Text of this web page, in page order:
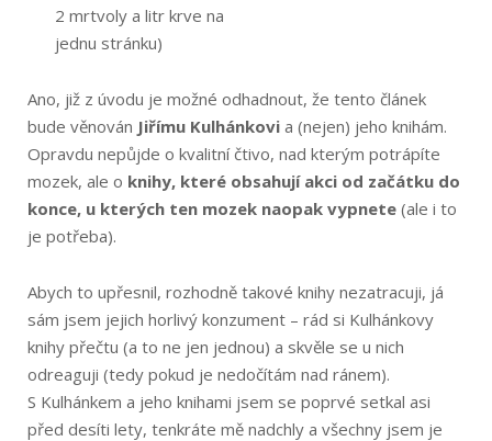
2 mrtvoly a litr krve na
jednu stránku)
Ano, již z úvodu je možné odhadnout, že tento článek
bude věnován Jiřímu Kulhánkovi a (nejen) jeho knihám.
Opravdu nepůjde o kvalitní čtivo, nad kterým potrápíte
mozek, ale o knihy, které obsahují akci od začátku do
konce, u kterých ten mozek naopak vypnete (ale i to
je potřeba).
Abych to upřesnil, rozhodně takové knihy nezatracuji, já
sám jsem jejich horlivý konzument – rád si Kulhánkovy
knihy přečtu (a to ne jen jednou) a skvěle se u nich
odreaguji (tedy pokud je nedočítám nad ránem).
S Kulhánkem a jeho knihami jsem se poprvé setkal asi
před desíti lety, tenkráte mě nadchly a všechny jsem je